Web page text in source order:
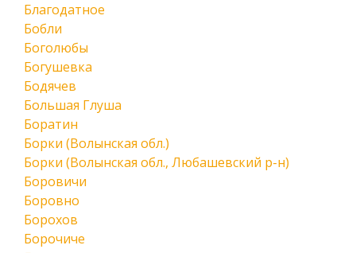
Благодатное
Бобли
Боголюбы
Богушевка
Бодячев
Большая Глуша
Боратин
Борки (Волынская обл.)
Борки (Волынская обл., Любашевский р-н)
Боровичи
Боровно
Борохов
Борочиче